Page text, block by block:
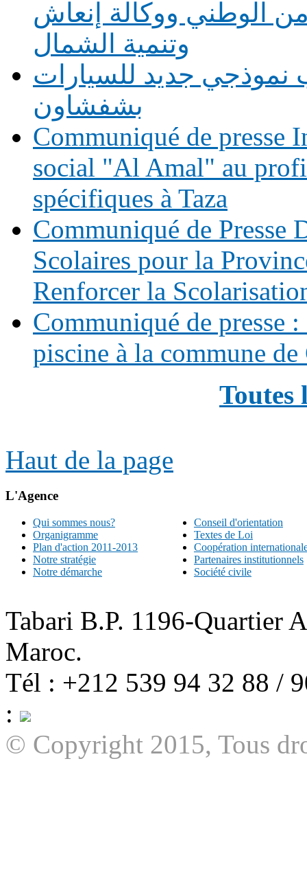
الوطني ووكالة إنعاش
وتنمية الشمال
نموذجي جديد للسيارات
بشفشاون
Communiqué de presse
social "Al Amal" au
spécifiques à Taza
Communiqué de
Scolaires pour la
Renforcer la
Communiqué de presse
piscine à la commune de
Toutes
Haut de la page
L'Agence
Qui sommes nous?
Organigramme
Plan d'action 2011-2013
Notre stratégie
Notre démarche
Conseil d'orientation
Textes de Loi
Coopération
Partenaires institutionnels
Société civile
Tabari B.P. 1196-Quartier
Maroc.
Tél : +212 539 94 32 88 /
:
© Copyright 2015, Tous